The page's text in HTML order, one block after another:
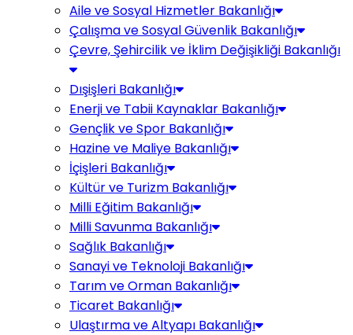
Aile ve Sosyal Hizmetler Bakanlığı
Çalışma ve Sosyal Güvenlik Bakanlığı
Çevre, Şehircilik ve İklim Değişikliği Bakanlığı
Dışişleri Bakanlığı
Enerji ve Tabii Kaynaklar Bakanlığı
Gençlik ve Spor Bakanlığı
Hazine ve Maliye Bakanlığı
İçişleri Bakanlığı
Kültür ve Turizm Bakanlığı
Milli Eğitim Bakanlığı
Milli Savunma Bakanlığı
Sağlık Bakanlığı
Sanayi ve Teknoloji Bakanlığı
Tarım ve Orman Bakanlığı
Ticaret Bakanlığı
Ulaştırma ve Altyapı Bakanlığı